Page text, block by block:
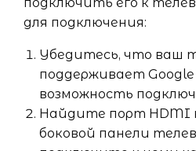
для подключения:
Убедитесь, что ваш
поддерживает
возможность
Найдите порт HDMI
боковой панели